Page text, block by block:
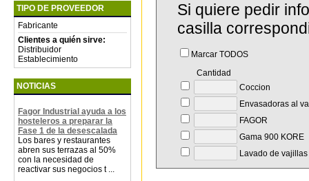
TIPO DE PROVEEDOR
Fabricante
Clientes a quién sirve:
Distribuidor
Establecimiento
NOTICIAS
Fagor Industrial ayuda a los
hosteleros a preparar la
Fase 1 de la desescalada
Los bares y restaurantes
abren sus terrazas al 50%
con la necesidad de
reactivar sus negocios t ...
Si quiere pedir
casilla
Marcar TODOS
Cantidad
Coccion
Envasadoras al
FAGOR
Gama 900 KORE
Lavado de vajillas